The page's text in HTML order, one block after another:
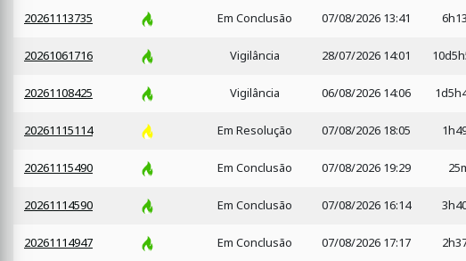
20261113735 Em Conclusão 07/08/2026 13:41
20261061716 Vigilância 28/07/2026 14:01
20261108425 Vigilância 06/08/2026 14:06
20261115114 Em Resolução 07/08/2026 18:05
20261115490 Em Conclusão 07/08/2026 19:29
20261114590 Em Conclusão 07/08/2026 16:14
20261114947 Em Conclusão 07/08/2026 17:17